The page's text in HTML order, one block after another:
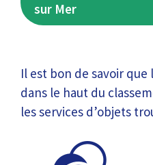
sur Mer
Il est bon de savoir
dans le haut du
les services d’objets